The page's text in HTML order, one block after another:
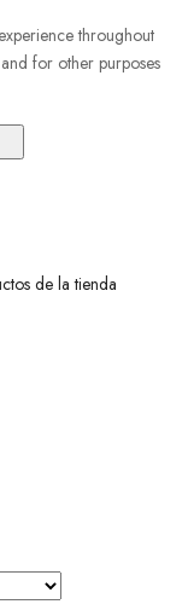
throughout
for other purposes
de la tienda